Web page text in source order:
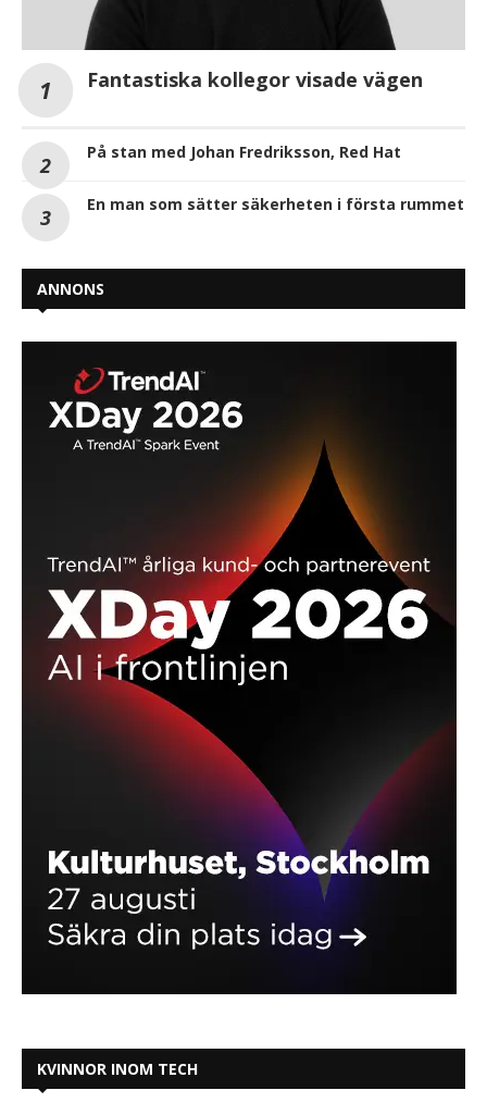
Fantastiska kollegor visade vägen
På stan med Johan Fredriksson, Red Hat
En man som sätter säkerheten i första rummet
ANNONS
KVINNOR INOM TECH